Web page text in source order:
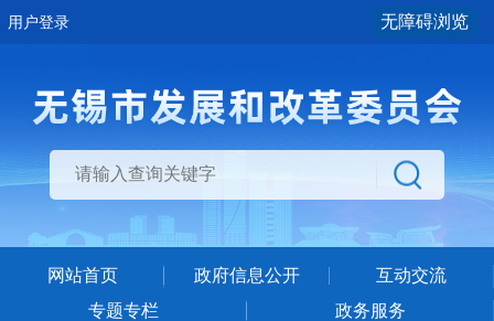
用户登录 无障碍浏览
网站首页 政府信息公开
互动交流
专题专栏
政务服务